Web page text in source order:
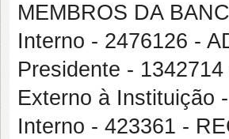
MEMBROS DA
Interno - 2476126 -
Presidente -
Externo à Instituição
Interno - 423361 -